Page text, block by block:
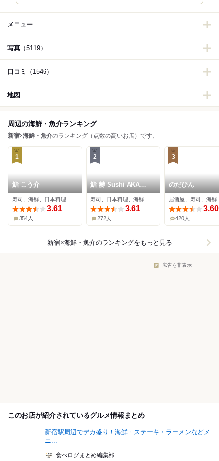
メニュー
写真 （5119）
口コミ （1546）
地図
周辺の海鮮・魚介ランキング
新宿×海鮮・魚介のランキング（点数の高いお店）です。
1
鮨 こう介
寿司、海鮮、日本料理
3.61
354人
2
鮨 赫 Sushi AKA
Tokyo
寿司、日本料理、海鮮
3.61
272人
3
のだぴん
居酒屋、寿司、海鮮
3.60
420人
新宿×海鮮・魚介のランキングをもっと見る
広告を非表示
このお店が紹介されているグルメ情報まとめ
新宿駅周辺でデカ盛り！海鮮・ステーキ・ラーメンなどメ
ニ...
食べログまとめ編集部